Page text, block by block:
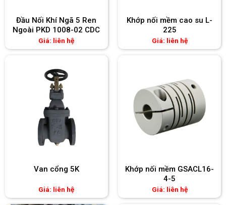
Đầu Nối Khí Ngã 5 Ren
Ngoài PKD 1008-02 CDC
Giá: liên hệ
Khớp nối mềm cao su L-
225
Giá: liên hệ
Van cổng 5K
Giá: liên hệ
Khớp nối mềm GSACL16-
4-5
Giá: liên hệ